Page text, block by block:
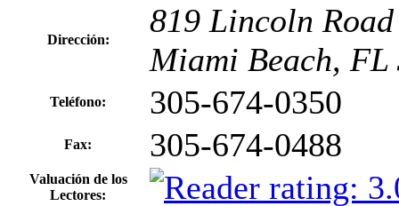
Dirección:
819 Lincoln Road
Miami Beach, FL
Teléfono: 305-674-0350
Fax: 305-674-0488
Valuación de los
Lectores: